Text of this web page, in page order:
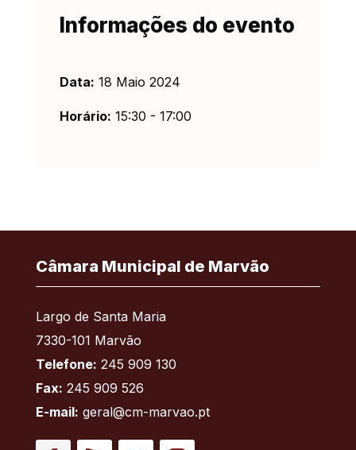
Informações do evento
Data: 18 Maio 2024
Horário: 15:30 - 17:00
Câmara Municipal de Marvão
Largo de Santa Maria
7330-101 Marvão
Telefone: 245 909 130
Fax: 245 909 526
E-mail: geral@cm-marvao.pt